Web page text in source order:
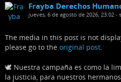
Frayba Derechos
jueves, 6 de agosto de 2026, 23:02 •
The media in this post is not
please go to the original post
🕊️ Nuestra campaña es como la
la justicia, para nuestros